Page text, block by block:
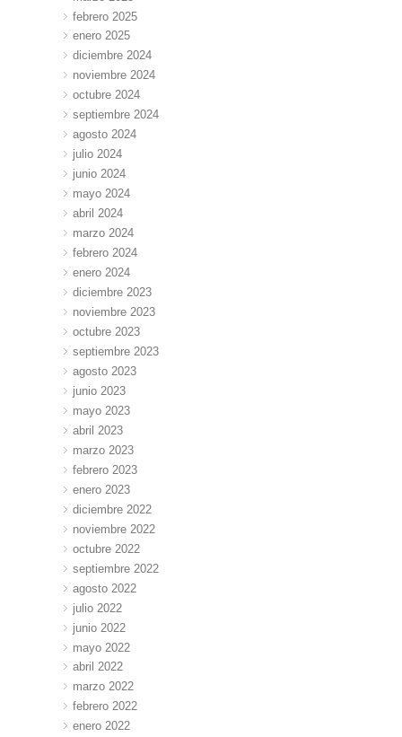
febrero 2025
enero 2025
diciembre 2024
noviembre 2024
octubre 2024
septiembre 2024
agosto 2024
julio 2024
junio 2024
mayo 2024
abril 2024
marzo 2024
febrero 2024
enero 2024
diciembre 2023
noviembre 2023
octubre 2023
septiembre 2023
agosto 2023
junio 2023
mayo 2023
abril 2023
marzo 2023
febrero 2023
enero 2023
diciembre 2022
noviembre 2022
octubre 2022
septiembre 2022
agosto 2022
julio 2022
junio 2022
mayo 2022
abril 2022
marzo 2022
febrero 2022
enero 2022